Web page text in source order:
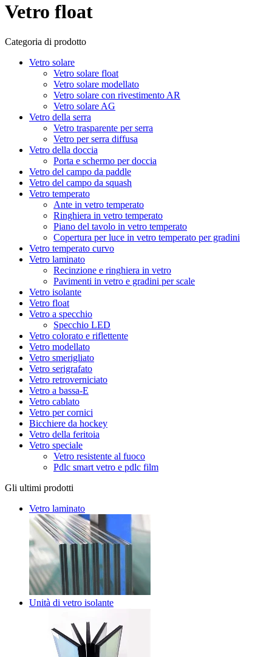
Vetro float
Categoria di prodotto
Vetro solare
Vetro solare float
Vetro solare modellato
Vetro solare con rivestimento AR
Vetro solare AG
Vetro della serra
Vetro trasparente per serra
Vetro per serra diffusa
Vetro della doccia
Porta e schermo per doccia
Vetro del campo da paddle
Vetro del campo da squash
Vetro temperato
Ante in vetro temperato
Ringhiera in vetro temperato
Piano del tavolo in vetro temperato
Copertura per luce in vetro temperato per gradini
Vetro temperato curvo
Vetro laminato
Recinzione e ringhiera in vetro
Pavimenti in vetro e gradini per scale
Vetro isolante
Vetro float
Vetro a specchio
Specchio LED
Vetro colorato e riflettente
Vetro modellato
Vetro smerigliato
Vetro serigrafato
Vetro retroverniciato
Vetro a bassa-E
Vetro cablato
Vetro per cornici
Bicchiere da hockey
Vetro della feritoia
Vetro speciale
Vetro resistente al fuoco
Pdlc smart vetro e pdlc film
Gli ultimi prodotti
Vetro laminato
Unità di vetro isolante